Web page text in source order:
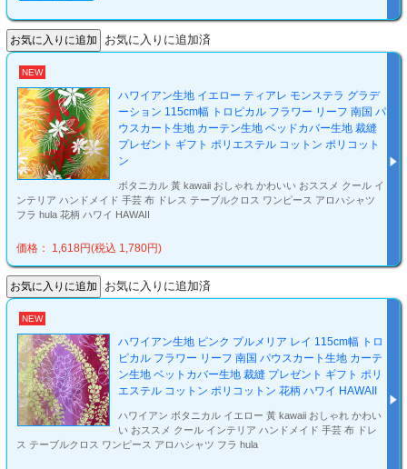
お気に入りに追加済
NEW
ハワイアン生地 イエロー ティアレ モンステラ グラデ
ーション 115cm幅 トロピカル フラワー リーフ 南国 パ
ウスカート生地 カーテン生地 ベッドカバー生地 裁縫
プレゼント ギフト ポリエステル コットン ポリコット
ン
ボタニカル 黃 kawaii おしゃれ かわいい おススメ クール イ
ンテリア ハンドメイド 手芸 布 ドレス テーブルクロス ワンピース アロハシャツ
フラ hula 花柄 ハワイ HAWAII
価格： 1,618円(税込 1,780円)
お気に入りに追加済
NEW
ハワイアン生地 ピンク プルメリア レイ 115cm幅 トロ
ピカル フラワー リーフ 南国 パウスカート生地 カーテ
ン生地 ベットカバー生地 裁縫 プレゼント ギフト ポリ
エステル コットン ポリコットン 花柄 ハワイ HAWAII
ハワイアン ボタニカル イエロー 黃 kawaii おしゃれ かわい
い おススメ クール インテリア ハンドメイド 手芸 布 ドレ
ス テーブルクロス ワンピース アロハシャツ フラ hula